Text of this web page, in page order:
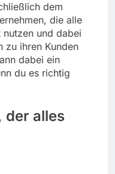
dem
die alle
und dabei
zu ihren Kunden
dabei ein
du es richtig
der alles